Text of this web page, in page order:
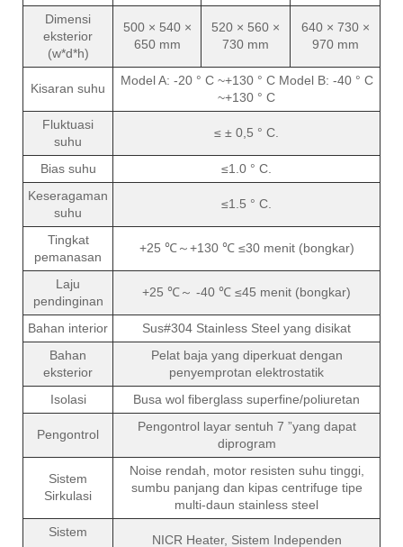
Dimensi
eksterior
(w*d*h)
500 × 540 ×
650 mm
520 × 560 ×
730 mm
640 × 730 ×
970 mm
Kisaran suhu
Model A: -20 ° C ~+130 ° C Model B: -40 ° C
~+130 ° C
Fluktuasi
suhu
≤ ± 0,5 ° C.
Bias suhu
≤1.0 ° C.
Keseragaman
suhu
≤1.5 ° C.
Tingkat
pemanasan
+25 ℃～+130 ℃ ≤30 menit (bongkar)
Laju
pendinginan
+25 ℃～ -40 ℃ ≤45 menit (bongkar)
Bahan interior
Sus#304 Stainless Steel yang disikat
Bahan
eksterior
Pelat baja yang diperkuat dengan
penyemprotan elektrostatik
Isolasi
Busa wol fiberglass superfine/poliuretan
Pengontrol
Pengontrol layar sentuh 7 ”yang dapat
diprogram
Sistem
Sirkulasi
Noise rendah, motor resisten suhu tinggi,
sumbu panjang dan kipas centrifuge tipe
multi-daun stainless steel
Sistem
NICR Heater, Sistem Independen